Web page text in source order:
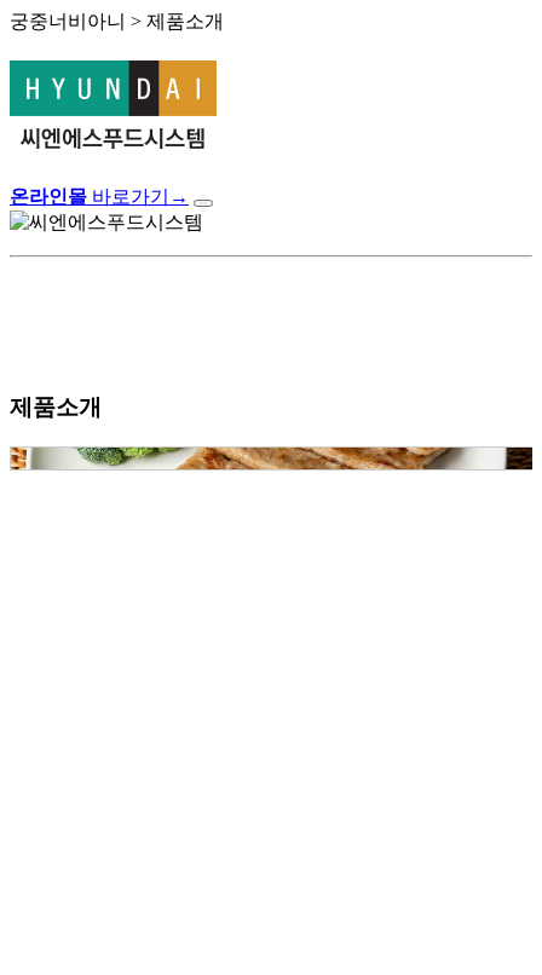
궁중너비아니 > 제품소개
온라인몰 바로가기 →
제품소개